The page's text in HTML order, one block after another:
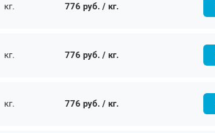
кг. 776 руб. / кг.
кг. 776 руб. / кг.
кг. 776 руб. / кг.